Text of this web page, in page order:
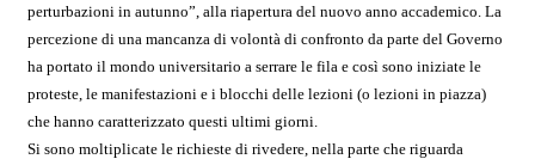
perturbazioni in autunno”, alla riapertura del nuovo anno accademico. La
percezione di una mancanza di volontà di confronto da parte del Governo
ha portato il mondo universitario a serrare le fila e così sono iniziate le
proteste, le manifestazioni e i blocchi delle lezioni (o lezioni in piazza)
che hanno caratterizzato questi ultimi giorni.
Si sono moltiplicate le richieste di rivedere, nella parte che riguarda